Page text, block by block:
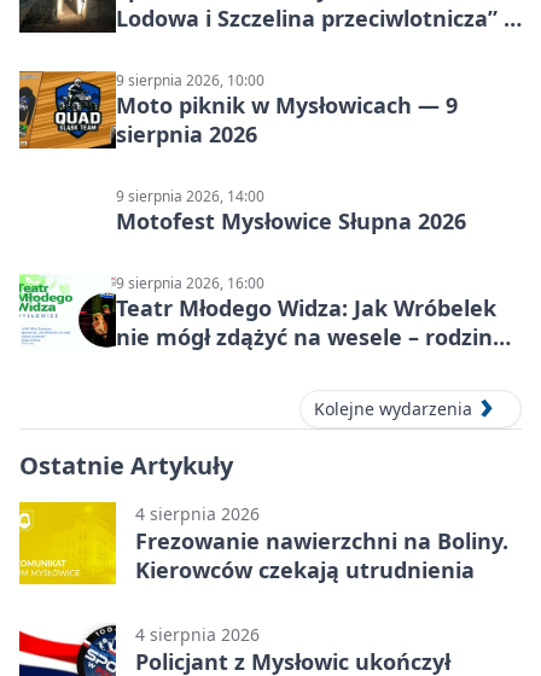
Lodowa i Szczelina przeciwlotnicza” –
9 sierpnia 2026, 10:00
Moto piknik w Mysłowicach — 9
sierpnia 2026
9 sierpnia 2026, 14:00
Motofest Mysłowice Słupna 2026
9 sierpnia 2026, 16:00
Teatr Młodego Widza: Jak Wróbelek
nie mógł zdążyć na wesele – rodzinny
Kolejne wydarzenia
Ostatnie Artykuły
4 sierpnia 2026
Frezowanie nawierzchni na Boliny.
Kierowców czekają utrudnienia
4 sierpnia 2026
Policjant z Mysłowic ukończył